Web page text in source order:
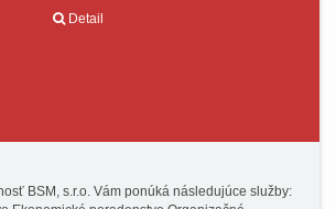
Detail
BSM, s.r.o. Vám ponúká následujúce služby: